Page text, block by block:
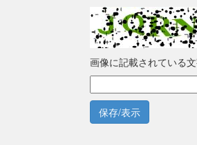
画像に記載されている
保存/表示